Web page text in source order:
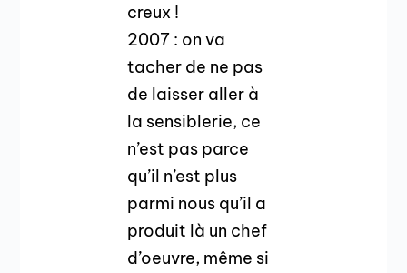
creux !
2007 : on va
tacher de ne pas
de laisser aller à
la sensiblerie, ce
n’est pas parce
qu’il n’est plus
parmi nous qu’il a
produit là un chef
d’oeuvre, même si